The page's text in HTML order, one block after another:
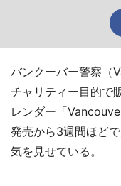
バンクーバー警察
チャリティー目的で
レンダー「
発売から3週間ほど
気を見せている。